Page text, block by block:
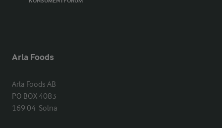
Arla Foods
Arla Foods AB
PO BOX 4083
169 04  Solna